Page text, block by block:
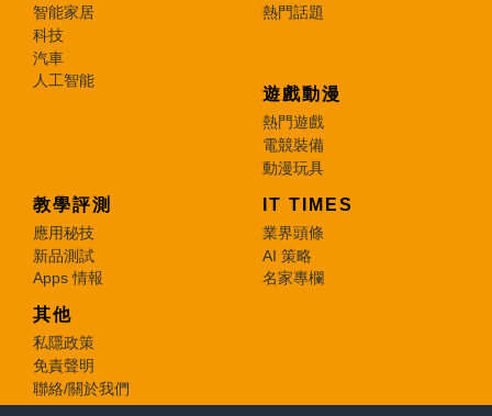
智能家居
科技
汽車
人工智能
熱門話題
遊戲動漫
熱門遊戲
電競裝備
動漫玩具
教學評測
應用秘技
新品測試
Apps 情報
IT TIMES
業界頭條
AI 策略
名家專欄
其他
私隱政策
免責聲明
聯絡/關於我們